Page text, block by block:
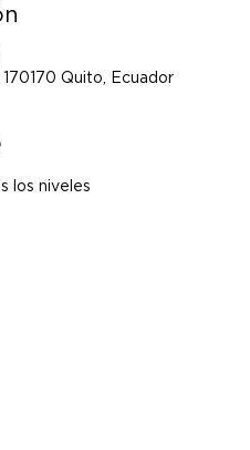
Quito, Ecuador
los niveles